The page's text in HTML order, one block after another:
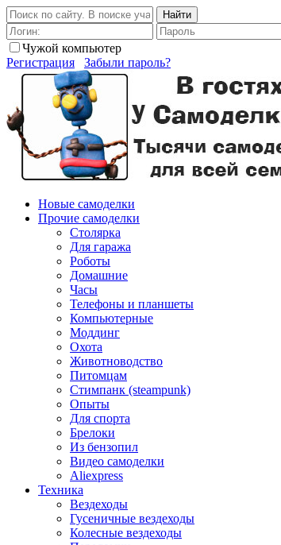
Найти
Чужой компьютер
Регистрация
Забыли пароль?
Новые самоделки
Прочие самоделки
Столярка
Для гаража
Роботы
Домашние
Часы
Телефоны и планшеты
Компьютерные
Моддинг
Охота
Животноводство
Питомцам
Стимпанк (steampunk)
Опыты
Для спорта
Брелоки
Из бензопил
Видео самоделки
Aliexpress
Техника
Вездеходы
Гусеничные вездеходы
Колесные вездеходы